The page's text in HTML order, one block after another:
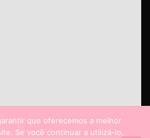
que oferecemos a melhor
Se você continuar a utilizá-lo,